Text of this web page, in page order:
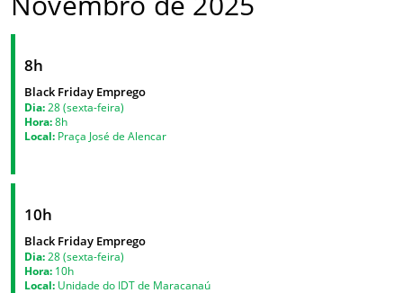
8h
Black Friday Emprego
Dia: 28 (sexta-feira)
Hora:8h
Local: Praça José de Alencar
10h
Black Friday Emprego
Dia: 28 (sexta-feira)
Hora: 10h
Local: Unidade do IDT de Maracanaú